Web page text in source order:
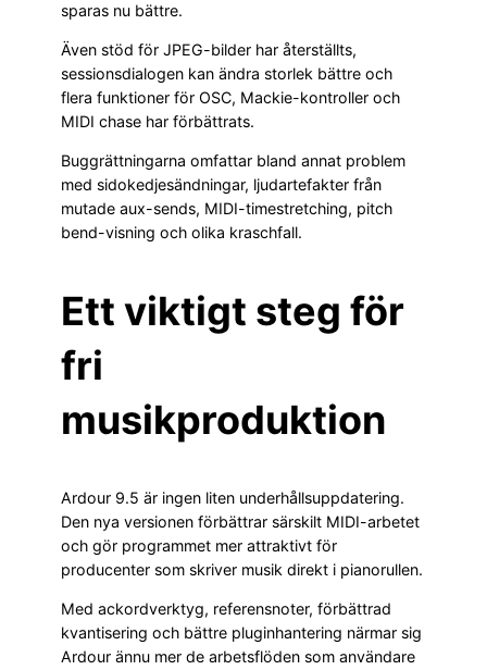
sparas nu bättre.
Även stöd för JPEG-bilder har återställts,
sessionsdialogen kan ändra storlek bättre och
flera funktioner för OSC, Mackie-kontroller och
MIDI chase har förbättrats.
Buggrättningarna omfattar bland annat problem
med sidokedjesändningar, ljudartefakter från
mutade aux-sends, MIDI-timestretching, pitch
bend-visning och olika kraschfall.
Ett viktigt steg för
fri
musikproduktion
Ardour 9.5 är ingen liten underhållsuppdatering.
Den nya versionen förbättrar särskilt MIDI-arbetet
och gör programmet mer attraktivt för
producenter som skriver musik direkt i pianorullen.
Med ackordverktyg, referensnoter, förbättrad
kvantisering och bättre pluginhantering närmar sig
Ardour ännu mer de arbetsflöden som användare